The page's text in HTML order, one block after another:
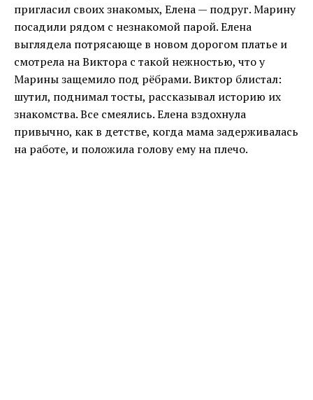
пригласил своих знакомых, Елена — подруг. Марину
посадили рядом с незнакомой парой. Елена
выглядела потрясающе в новом дорогом платье и
смотрела на Виктора с такой нежностью, что у
Марины защемило под рёбрами. Виктор блистал:
шутил, поднимал тосты, рассказывал историю их
знакомства. Все смеялись. Елена вздохнула
привычно, как в детстве, когда мама задерживалась
на работе, и положила голову ему на плечо.